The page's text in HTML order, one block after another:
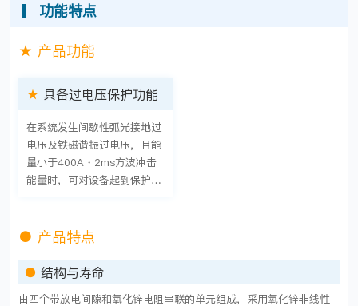
功能特点
★ 产品功能
★ 具备过电压保护功能
在系统发生间歇性弧光接地过
电压及铁磁谐振过电压，且能
量小于400A・2ms方波冲击
能量时，可对设备起到保护作
● 产品特点
● 结构与寿命
由四个带放电间隙和氧化锌电阻串联的单元组成，采用氧化锌非线性